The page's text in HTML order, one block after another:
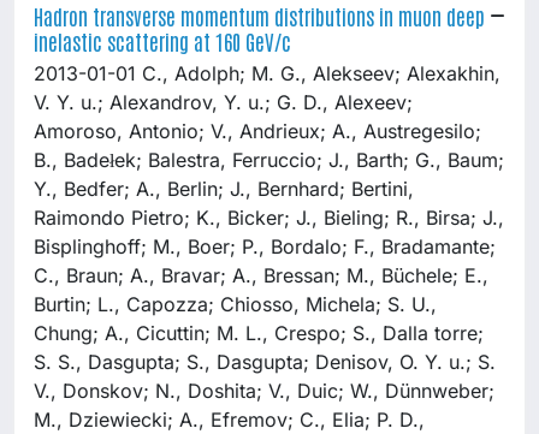
Hadron transverse momentum distributions in muon deep
inelastic scattering at 160 GeV/c
2013-01-01 C., Adolph; M. G., Alekseev; Alexakhin,
V. Y. u.; Alexandrov, Y. u.; G. D., Alexeev;
Amoroso, Antonio; V., Andrieux; A., Austregesilo;
B., Badełek; Balestra, Ferruccio; J., Barth; G., Baum;
Y., Bedfer; A., Berlin; J., Bernhard; Bertini,
Raimondo Pietro; K., Bicker; J., Bieling; R., Birsa; J.,
Bisplinghoff; M., Boer; P., Bordalo; F., Bradamante;
C., Braun; A., Bravar; A., Bressan; M., Büchele; E.,
Burtin; L., Capozza; Chiosso, Michela; S. U.,
Chung; A., Cicuttin; M. L., Crespo; S., Dalla torre;
S. S., Dasgupta; S., Dasgupta; Denisov, O. Y. u.; S.
V., Donskov; N., Doshita; V., Duic; W., Dünnweber;
M., Dziewiecki; A., Efremov; C., Elia; P. D.,